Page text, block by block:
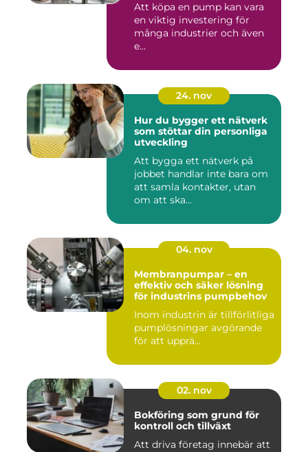
Att köpa en pump kan vara
en viktig investering för
många industrier och även
e...
24. nov
Hur du bygger ett nätverk
som stöttar din personliga
utveckling
Att bygga ett nätverk på
jobbet handlar inte bara om
att samla kontakter, utan
om att ska...
04. nov
Membranpumpar – en
effektiv och säker lösning
för industrins pumpbehov
Inom industrin är tillförlitliga
pumplösningar avgörande
för att upprä...
02. nov
Bokföring som grund för
kontroll och tillväxt
Att driva företag innebär att